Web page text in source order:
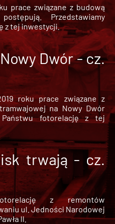
prace związane z budową
postępują. Przedstawiamy
z tej inwestycji.
Dwór - cz.
roku prace związane z
na Nowy Dwór
Państwu fotorelację z tej
trwają - cz.
z remontów
ul. Jedności Narodowej
II.